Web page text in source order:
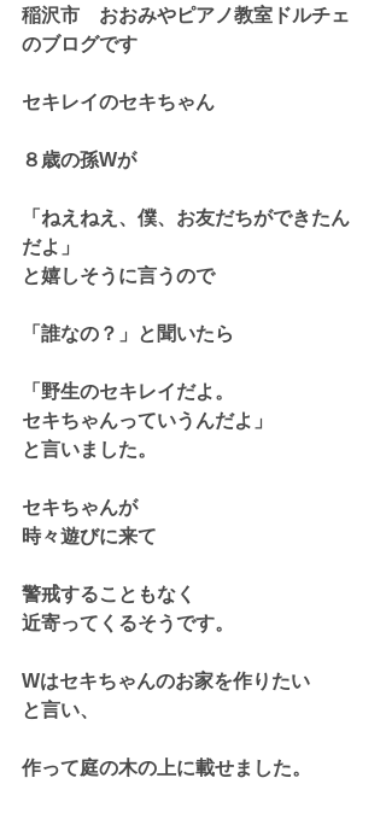
稲沢市　おおみやピアノ教室ドルチェ
のブログです
セキレイのセキちゃん
８歳の孫Wが
「ねえねえ、僕、お友だちができたん
だよ」
と嬉しそうに言うので
「誰なの？」と聞いたら
「野生のセキレイだよ。
セキちゃんっていうんだよ」
と言いました。
セキちゃんが
時々遊びに来て
警戒することもなく
近寄ってくるそうです。
Wはセキちゃんのお家を作りたい
と言い、
作って庭の木の上に載せました。